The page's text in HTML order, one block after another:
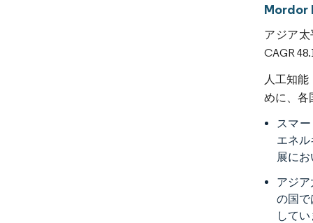
Mordor
アジア太
CAGR
人工知
めに、各
スマ
エネ
展にお
アジ
の国
して